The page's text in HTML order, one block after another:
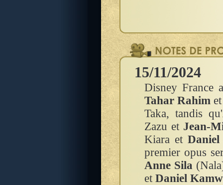
15/11/2024
Disney France
Tahar Rahim
Taka, tandis qu'
Zazu et Jean-
Kiara et
premier opus
Anne Sila
et Daniel